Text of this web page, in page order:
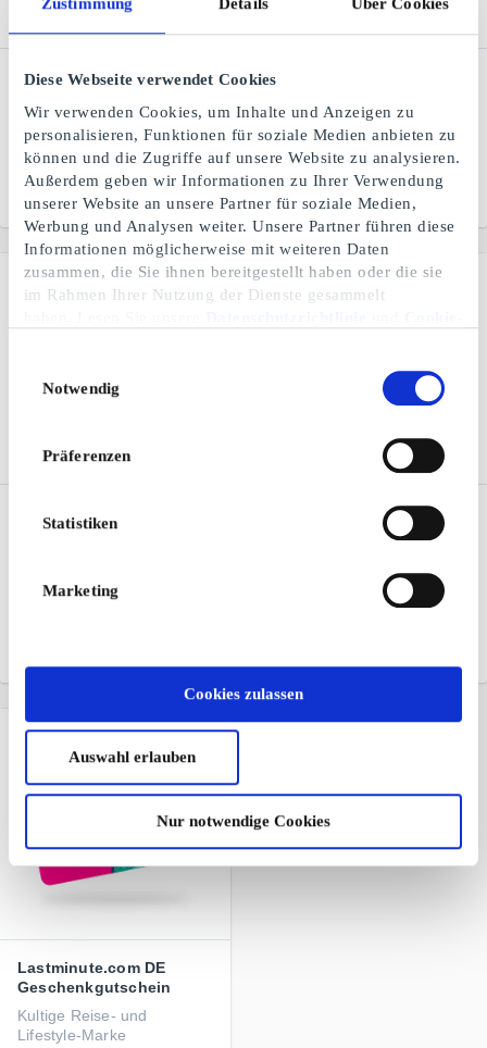
Diese Webseite verwendet Cookies
Wir verwenden Cookies, um Inhalte und Anzeigen zu
personalisieren, Funktionen für soziale Medien anbieten zu
können und die Zugriffe auf unsere Website zu analysieren.
Außerdem geben wir Informationen zu Ihrer Verwendung
unserer Website an unsere Partner für soziale Medien,
Werbung und Analysen weiter. Unsere Partner führen diese
Informationen möglicherweise mit weiteren Daten
zusammen, die Sie ihnen bereitgestellt haben oder die sie
im Rahmen Ihrer Nutzung der Dienste gesammelt
Notwendig
Präferenzen
Statistiken
Marketing
Cookies zulassen
Auswahl erlauben
Nur notwendige Cookies
HelloFresh DE
besser essen
Von 30 €
Atento Restaurant DE
Entdecke die stilvollsten
Restaurants in
Deutschland
Von 10 €
Geschenkgutschein
und Shopping-Spots in
Geschenkgutschein
Spannung & Emotionen im
Lastminute.com DE
Geschenkgutschein
Kultige Reise- und
Lifestyle-Marke